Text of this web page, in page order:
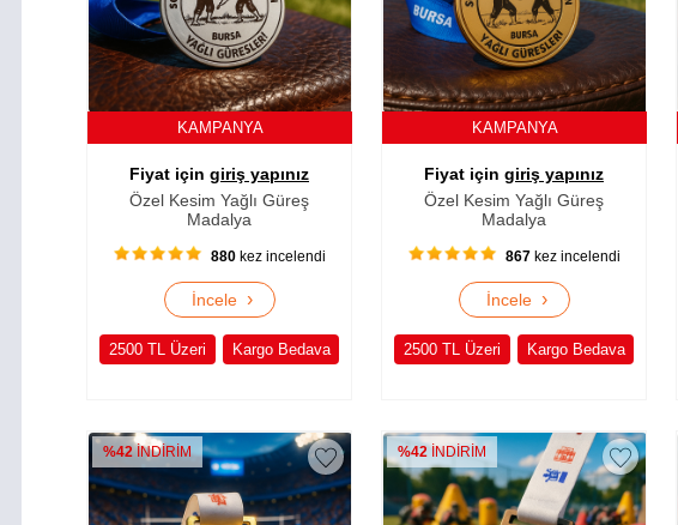
KAMPANYA
Fiyat için giriş yapınız
Özel Kesim Yağlı Güreş
Madalya
880kez incelendi
İncele ›
2500 TL Üzeri Kargo Bedava
KAMPANYA
Fiyat için giriş yapınız
Özel Kesim Yağlı Güreş
Madalya
867kez incelendi
İncele ›
2500 TL Üzeri Kargo Bedava
%42İNDİRİM %42 İNDİRİM